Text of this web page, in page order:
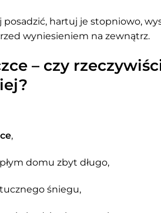
posadzić, hartuj je stopniowo,
wyniesieniem na zewnątrz.
– czy
,
domu zbyt długo,
śniegu,